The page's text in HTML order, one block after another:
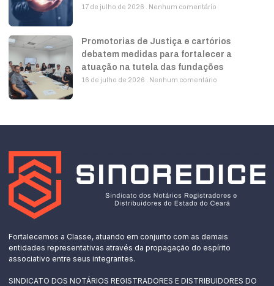
17 de julho de 2026 Nenhum comentário
Promotorias de Justiça e cartórios
debatem medidas para fortalecer a
atuação na tutela das fundações
16 de julho de 2026 Nenhum comentário
Fortalecemos a Classe, atuando em conjunto com as demais
entidades representativas através da propagação do espírito
associativo entre seus integrantes.
SINDICATO DOS NOTÁRIOS REGISTRADORES E DISTRIBUIDORES DO